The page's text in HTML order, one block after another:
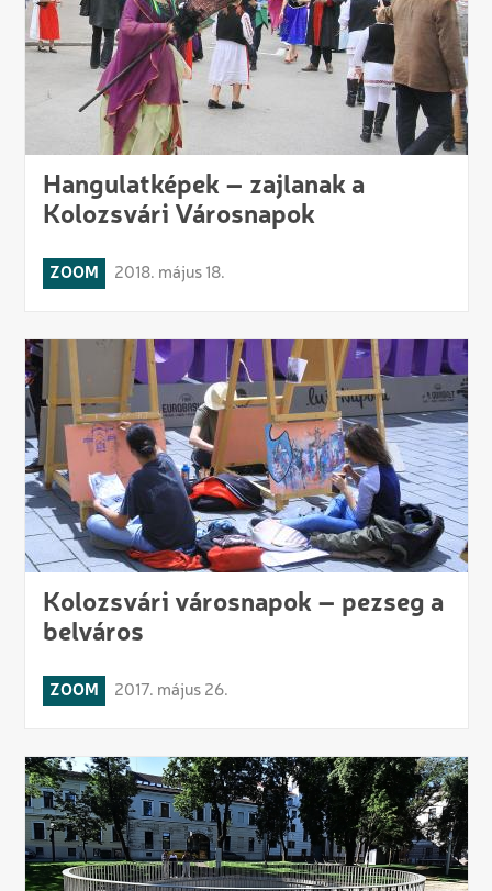
Hangulatképek – zajlanak a
Kolozsvári Városnapok
ZOOM 2018. május 18.
Kolozsvári városnapok – pezseg a
belváros
ZOOM 2017. május 26.